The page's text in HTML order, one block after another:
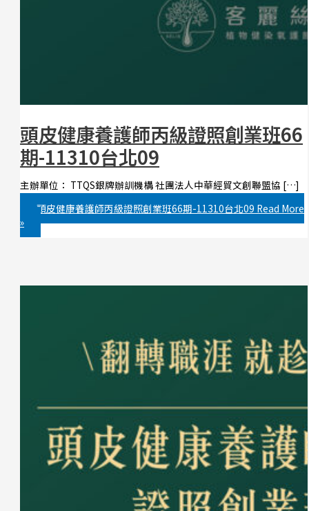
頭皮健康養護師丙級證照創業班66
期-11310台北09
主辦單位： TTQS銀牌辦訓機構 社團法人中華經貿文創聯盟協 […]
頭皮健康養護師丙級證照創業班66期-11310台北09 Read More
»